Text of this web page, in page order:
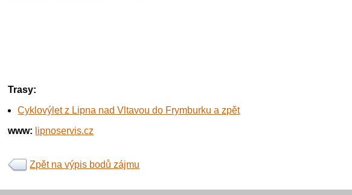
Trasy:
Cyklovýlet z Lipna nad Vltavou do Frymburku a zpět
www: lipnoservis.cz
Zpět na výpis bodů zájmu